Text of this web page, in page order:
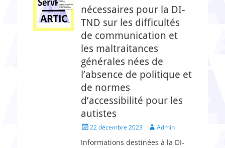
nécessaires pour la DI-
TND sur les difficultés
de communication et
les maltraitances
générales nées de
l’absence de politique et
de normes
d’accessibilité pour les
autistes
Posted22 décembre 2023 Author
Admin
Informations destinées à la DI-